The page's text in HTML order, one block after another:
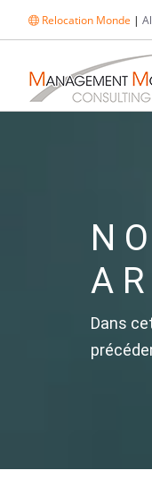
Relocation Monde |
Dans